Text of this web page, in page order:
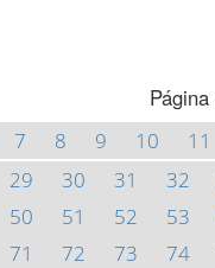
Página
7 8 9 10 11
29 30 31 32
50 51 52 53
71 72 73 74